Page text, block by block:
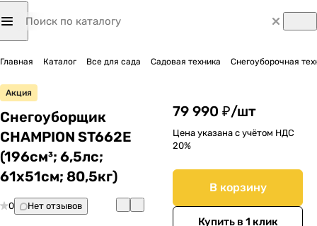
Главная Каталог Все для сада Садовая техника Снегоуборочная
Акция
Снегоуборщик
CHAMPION ST662E
(196см³; 6,5лс;
61х51см; 80,5кг)
0 Нет отзывов
79 990 ₽/шт
Цена указана с учётом НДС
20%
В корзину
Купить в 1 клик